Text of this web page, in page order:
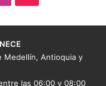
Medellín, Antioquia y
las 06:00 y 08:00